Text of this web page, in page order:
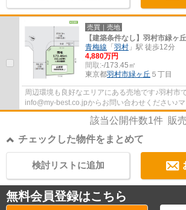
売買｜売地
【建築条件なし】羽村市緑
青梅線 「 羽村 」駅 徒歩12分
4,880万円
間取:-/173.45㎡
東京都羽村市緑ヶ丘 ５丁目
周辺環境も良好なエリアにある売地です♪羽村市
info@my-best.co.jpからお問い合わせください♪
のお問い合わせも0120-90-1062まで承っており...
該当公開件数1件 販
チェックした物件をまとめて
検討リストに追加
無料会員登録はこちら